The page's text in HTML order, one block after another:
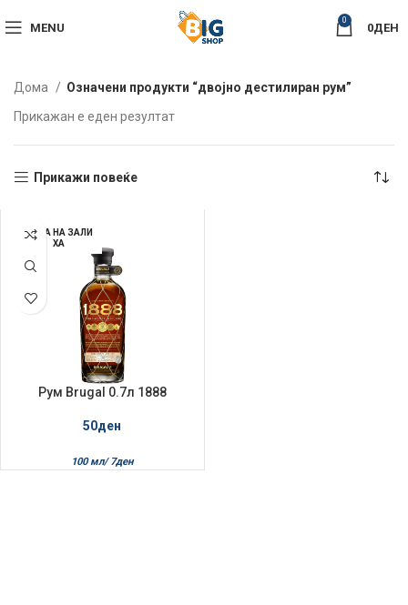
MENU
0
0ДЕН
Дома
Означени продукти “двојно дестилиран рум”
Прикажан е еден резултат
Прикажи повеќе
НЕМА НА ЗАЛИ
ХА
Рум Brugal 0.7л 1888
50ден
100 мл/ 7ден